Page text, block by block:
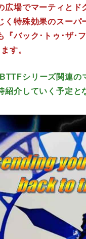
広場でマーティと
く特殊効果のスー
『バック･トゥ･ザ･
す。
シリーズ関連の
介していく予定と